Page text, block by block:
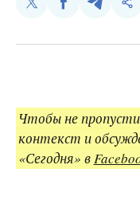
Поделиться
Twitter
Поделиться
Facebook
Чтобы не
контекст и
«Сегодня» в